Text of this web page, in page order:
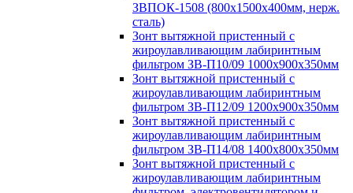
ЗВПОК-1508 (800х1500х400мм, нерж.
сталь)
Зонт вытяжной пристенный с
жироулавливающим лабиринтным
фильтром ЗВ-П10/09 1000х900х350мм
Зонт вытяжной пристенный с
жироулавливающим лабиринтным
фильтром ЗВ-П12/09 1200х900х350мм
Зонт вытяжной пристенный с
жироулавливающим лабиринтным
фильтром ЗВ-П14/08 1400х800х350мм
Зонт вытяжной пристенный с
жироулавливающим лабиринтным